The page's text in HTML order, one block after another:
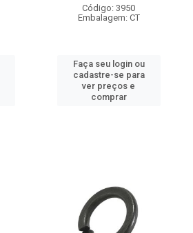
Código: 3950
Embalagem: CT
Faça seu login ou
cadastre-se para
ver preços e
comprar